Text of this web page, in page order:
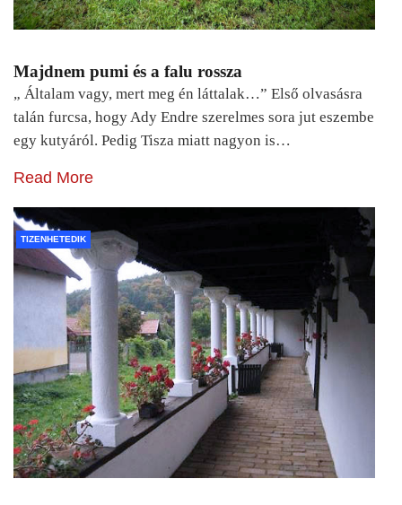
Majdnem pumi és a falu rossza
„ Általam vagy, mert meg én láttalak…” Első olvasásra
talán furcsa, hogy Ady Endre szerelmes sora jut eszembe
egy kutyáról. Pedig Tisza miatt nagyon is…
Read More
TIZENHETEDIK